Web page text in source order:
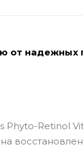
от
Phyto-Retinol